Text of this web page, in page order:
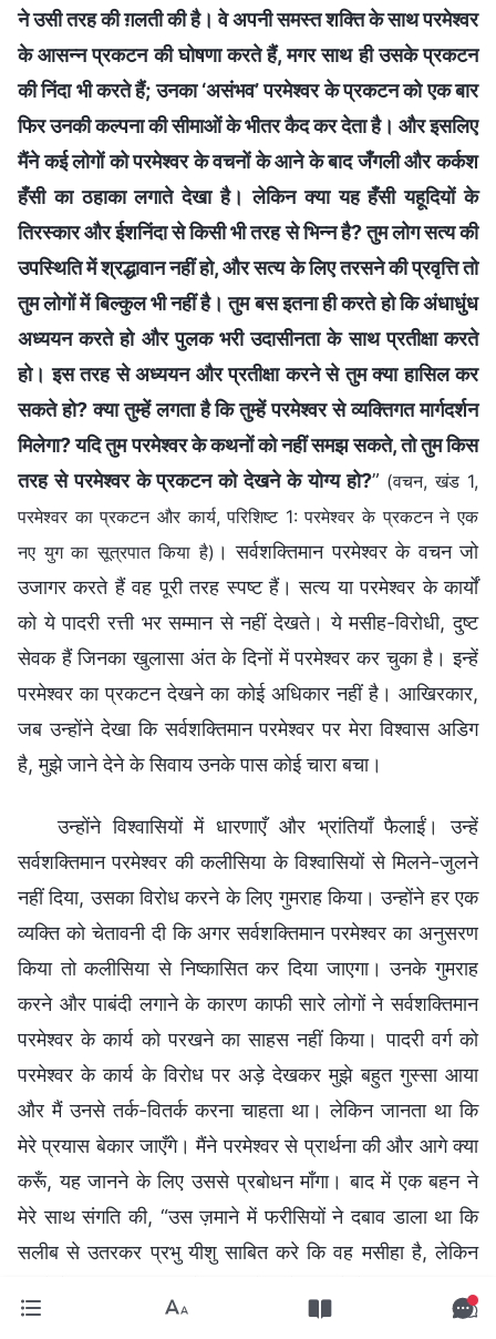
ने उसी तरह की ग़लती की है। वे अपनी समस्त शक्ति के साथ परमेश्वर
के आसन्न प्रकटन की घोषणा करते हैं, मगर साथ ही उसके प्रकटन
की निंदा भी करते हैं; उनका ‘असंभव’ परमेश्वर के प्रकटन को एक बार
फिर उनकी कल्पना की सीमाओं के भीतर कैद कर देता है। और इसलिए
मैंने कई लोगों को परमेश्वर के वचनों के आने के बाद जँगली और कर्कश
हँसी का ठहाका लगाते देखा है। लेकिन क्या यह हँसी यहूदियों के
तिरस्कार और ईशनिंदा से किसी भी तरह से भिन्न है? तुम लोग सत्य की
उपस्थिति में श्रद्धावान नहीं हो, और सत्य के लिए तरसने की प्रवृत्ति तो
तुम लोगों में बिल्कुल भी नहीं है। तुम बस इतना ही करते हो कि अंधाधुंध
अध्ययन करते हो और पुलक भरी उदासीनता के साथ प्रतीक्षा करते
हो। इस तरह से अध्ययन और प्रतीक्षा करने से तुम क्या हासिल कर
सकते हो? क्या तुम्हें लगता है कि तुम्हें परमेश्वर से व्यक्तिगत मार्गदर्शन
मिलेगा? यदि तुम परमेश्वर के कथनों को नहीं समझ सकते, तो तुम किस
तरह से परमेश्वर के प्रकटन को देखने के योग्य हो?” (वचन, खंड 1,
परमेश्वर का प्रकटन और कार्य, परिशिष्ट 1: परमेश्वर के प्रकटन ने एक
नए युग का सूत्रपात किया है) । सर्वशक्तिमान परमेश्वर के वचन जो
उजागर करते हैं वह पूरी तरह स्पष्ट हैं। सत्य या परमेश्वर के कार्यों
को ये पादरी रत्ती भर सम्मान से नहीं देखते। ये मसीह-विरोधी, दुष्ट
सेवक हैं जिनका खुलासा अंत के दिनों में परमेश्वर कर चुका है। इन्हें
परमेश्वर का प्रकटन देखने का कोई अधिकार नहीं है। आखिरकार,
जब उन्होंने देखा कि सर्वशक्तिमान परमेश्वर पर मेरा विश्वास अडिग
है, मुझे जाने देने के सिवाय उनके पास कोई चारा बचा।
उन्होंने विश्वासियों में धारणाएँ और भ्रांतियाँ फैलाईं। उन्हें
सर्वशक्तिमान परमेश्वर की कलीसिया के विश्वासियों से मिलने-जुलने
नहीं दिया, उसका विरोध करने के लिए गुमराह किया। उन्होंने हर एक
व्यक्ति को चेतावनी दी कि अगर सर्वशक्तिमान परमेश्वर का अनुसरण
किया तो कलीसिया से निष्कासित कर दिया जाएगा। उनके गुमराह
करने और पाबंदी लगाने के कारण काफी सारे लोगों ने सर्वशक्तिमान
परमेश्वर के कार्य को परखने का साहस नहीं किया। पादरी वर्ग को
परमेश्वर के कार्य के विरोध पर अड़े देखकर मुझे बहुत गुस्सा आया
और मैं उनसे तर्क-वितर्क करना चाहता था। लेकिन जानता था कि
मेरे प्रयास बेकार जाएँगे। मैंने परमेश्वर से प्रार्थना की और आगे क्या
करूँ, यह जानने के लिए उससे प्रबोधन माँगा। बाद में एक बहन ने
मेरे साथ संगति की, “उस ज़माने में फरीसियों ने दबाव डाला था कि
सलीब से उतरकर प्रभु यीशु साबित करे कि वह मसीहा है, लेकिन
नहीं किया, तो क्या उसका सुसमाचार पूरे संसार में नहीं फैला? हर